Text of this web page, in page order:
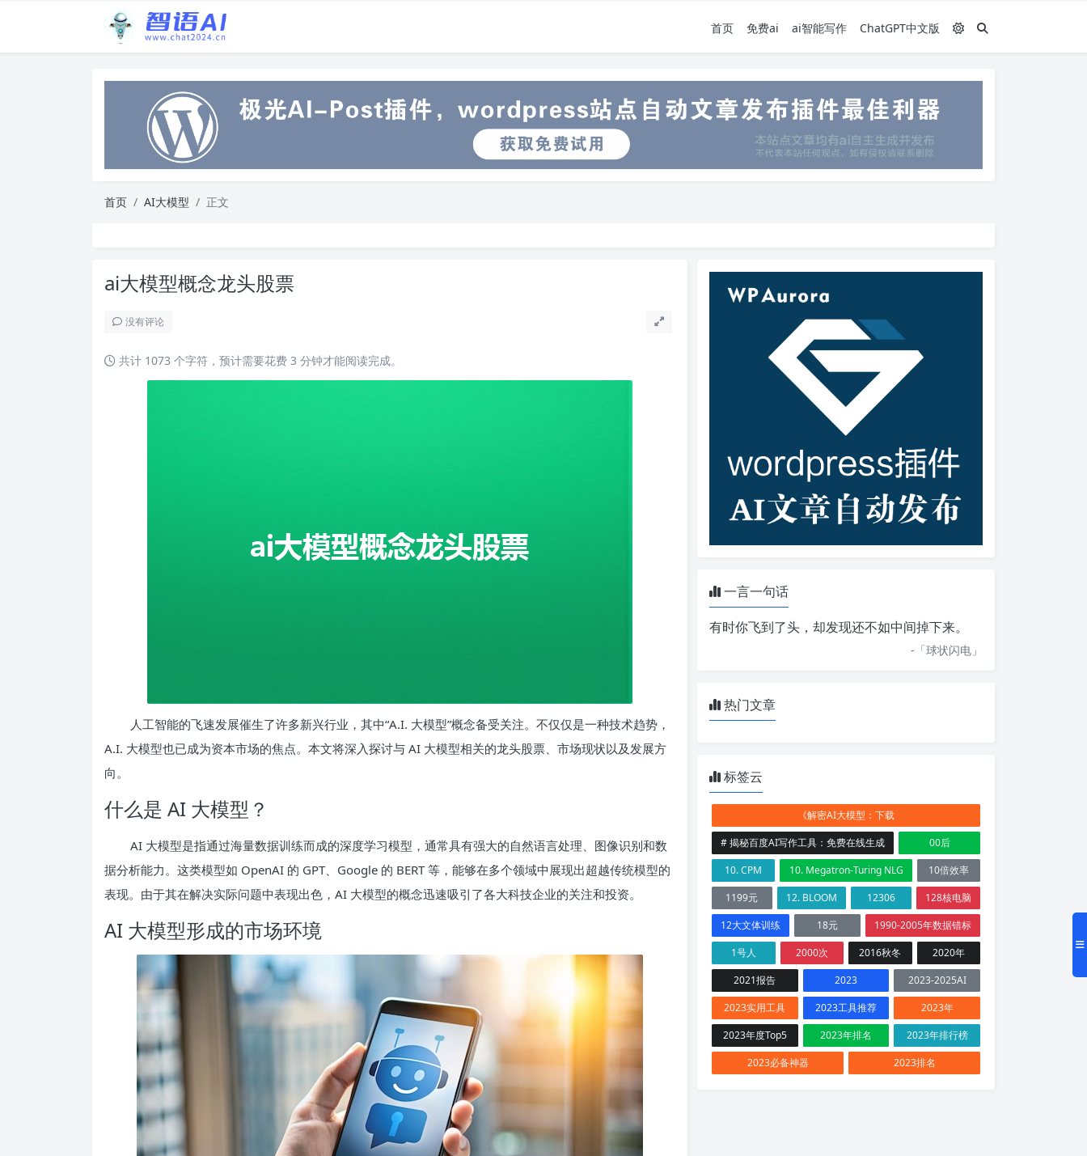
首页 免费ai ai智能写作 ChatGPT中文版
首页 AI大模型 正文
ai大模型概念龙头股票
没有评论
共计 1073 个字符，预计需要花费 3 分钟才能阅读完成。
人工智能的飞速发展催生了许多新兴行业，其中“A.I. 大模型”概念备受关注。不仅仅是一种技术趋势，
A.I. 大模型也已成为资本市场的焦点。本文将深入探讨与 AI 大模型相关的龙头股票、市场现状以及发展方
向。
什么是 AI 大模型？
AI 大模型是指通过海量数据训练而成的深度学习模型，通常具有强大的自然语言处理、图像识别和数
据分析能力。这类模型如 OpenAI 的 GPT、Google 的 BERT 等，能够在多个领域中展现出超越传统模型的
表现。由于其在解决实际问题中表现出色，AI 大模型的概念迅速吸引了各大科技企业的关注和投资。
AI 大模型形成的市场环境
一言一句话
有时你飞到了头，却发现还不如中间掉下来。
-「球状闪电 」
热门文章
标签云
《解密AI大模型：下载
# 揭秘百度AI写作工具：免费在线生成
00后
10. CPM
10. Megatron-Turing NLG
10倍效率
1199元
12. BLOOM 12306
128核电脑
12大文体训练
18元
1990-2005年数据错标
1号人
2000次 2016秋冬
2020年
2021报告
2023
2023-2025AI
2023实用工具
2023工具推荐
2023年
2023年度Top5
2023年排名
2023年排行榜
2023必备神器
2023排名